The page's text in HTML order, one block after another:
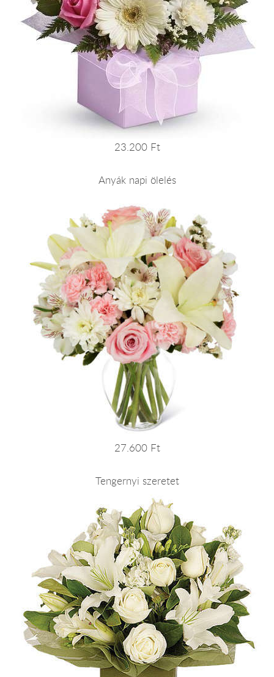
23.200 Ft
Anyák napi ölelés
27.600 Ft
Tengernyi szeretet